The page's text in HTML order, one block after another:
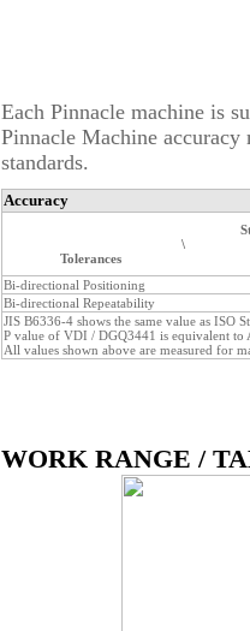
Each Pinnacle machine is
Pinnacle Machine accuracy
standards.
Accuracy
\
Tolerances
Bi-directional Positioning
Bi-directional Repeatability
JIS B6336-4 shows the same value as ISO
P value of VDI / DGQ3441 is equivalent to
All values shown above are measured for
WORK RANGE /